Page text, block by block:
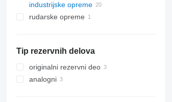
opreme za bušenje
bušaća postrojenja
industrijske opreme
električni generatori
rudarske opreme
Tip rezervnih delova
originalni rezervni deo
analogni